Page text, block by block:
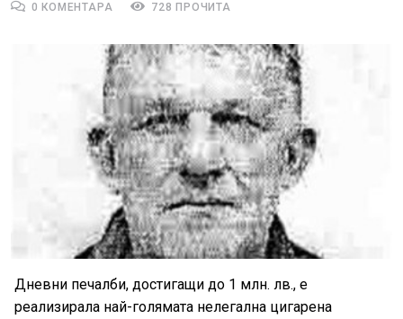
0 КОМЕНТАРА
728 ПРОЧИТА
Дневни печалби, достигащи до 1 млн. лв., е
реализирала най-голямата нелегална цигарена